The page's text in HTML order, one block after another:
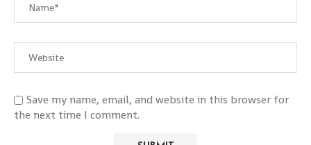
Save my name, email, and website in this browser for
the next time I comment.